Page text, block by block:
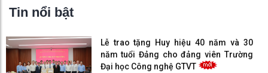
Tin nổi bật
Lễ trao tặng Huy hiệu 40 năm và 30
năm tuổi Đảng cho đảng viên Trường
Đại học Công nghệ GTVT